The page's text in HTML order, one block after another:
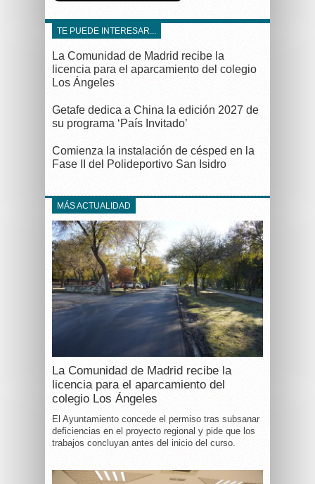
TE PUEDE INTERESAR...
La Comunidad de Madrid recibe la
licencia para el aparcamiento del colegio
Los Ángeles
Getafe dedica a China la edición 2027 de
su programa ‘País Invitado’
Comienza la instalación de césped en la
Fase II del Polideportivo San Isidro
MÁS ACTUALIDAD
La Comunidad de Madrid recibe la
licencia para el aparcamiento del
colegio Los Ángeles
El Ayuntamiento concede el permiso tras subsanar
deficiencias en el proyecto regional y pide que los
trabajos concluyan antes del inicio del curso.